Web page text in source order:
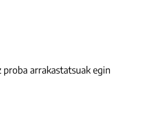
arrakastatsuak egin